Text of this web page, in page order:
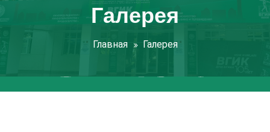
Галерея
Главная Галерея